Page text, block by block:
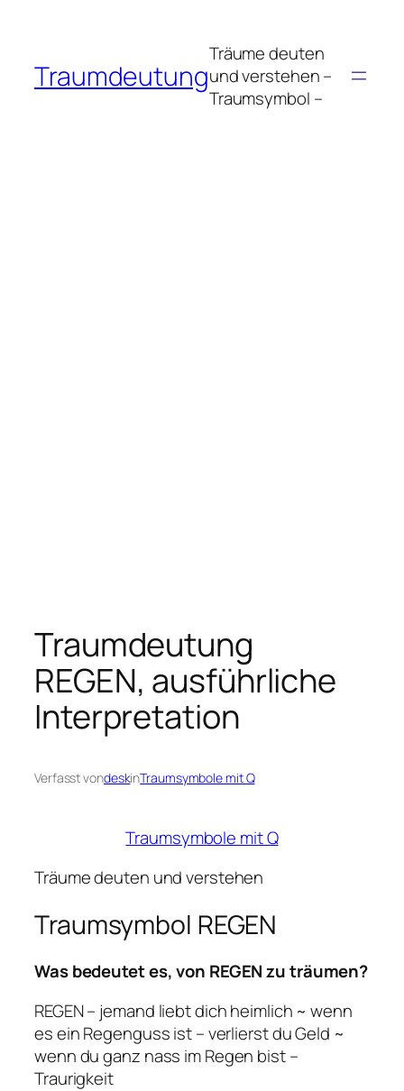
springen
Traumdeutung
Träume deuten
und verstehen –
Traumsymbol –
Traumdeutung
REGEN, ausführliche
Interpretation
Verfasst vondeskinTraumsymbole mit Q
Traumsymbole mit Q
Träume deuten und verstehen
Traumsymbol REGEN
Was bedeutet es, von REGEN zu träumen?
REGEN – jemand liebt dich heimlich ~ wenn
es ein Regenguss ist – verlierst du Geld ~
wenn du ganz nass im Regen bist –
Traurigkeit